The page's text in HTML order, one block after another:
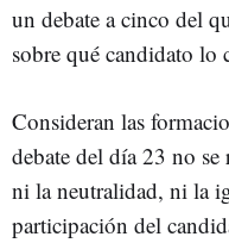
un debate a cinco del
sobre qué candidato lo
Consideran las
debate del día 23 no
ni la neutralidad, ni la
participación del